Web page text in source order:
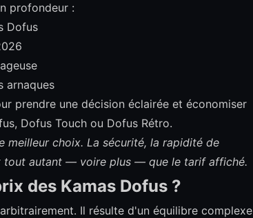
profondeur :
Dofus
arnaques
prendre une décision éclairée et économiser
Dofus Touch ou Dofus Rétro.
meilleur choix. La sécurité, la rapidité de
tout autant — voire plus — que le tarif affiché.
des Kamas Dofus ?
Il résulte d'un équilibre complexe